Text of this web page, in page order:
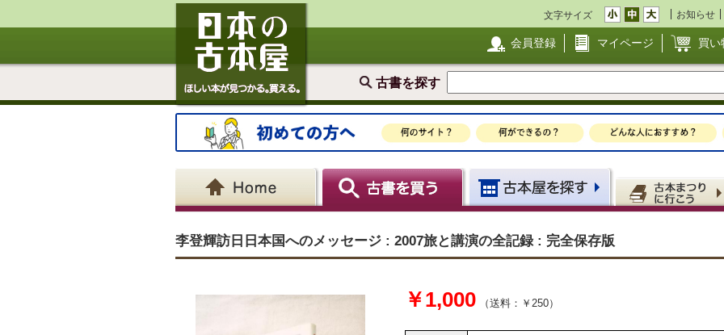
文字サイズ お知らせ
会員登録 マイページ 買い
古書を探す
李登輝訪日日本国へのメッセージ : 2007旅と講演の全記録 : 完全保存版
￥1,000 （送料：￥250）